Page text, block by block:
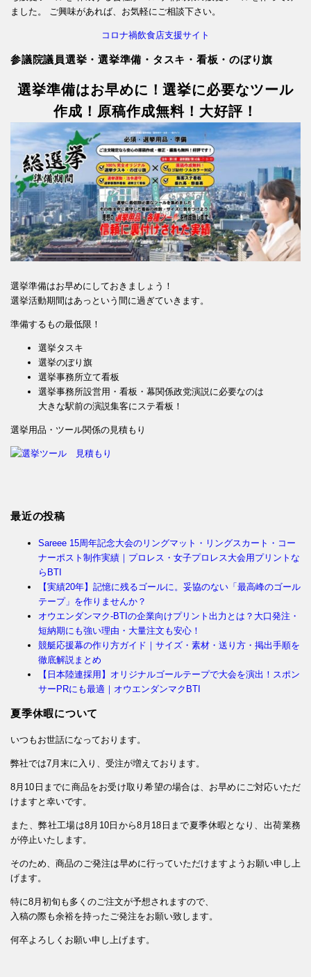
ました。 ご興味があれば、お気軽にご相談下さい。
コロナ禍飲食店支援サイト
参議院議員選挙・選挙準備・タスキ・看板・のぼり旗
選挙準備はお早めに！選挙に必要なツール
作成！原稿作成無料！大好評！
選挙準備はお早めにしておきましょう！
選挙活動期間はあっという間に過ぎていきます。
準備するもの最低限！
選挙タスキ
選挙のぼり旗
選挙事務所立て看板
選挙事務所設営用・看板・幕関係政党演説に必要なのは
大きな駅前の演説集客にステ看板！
選挙用品・ツール関係の見積もり
最近の投稿
Sareee 15周年記念大会のリングマット・リングスカート・コー
ナーポスト制作実績｜プロレス・女子プロレス大会用プリントな
らBTI
【実績20年】記憶に残るゴールに。妥協のない「最高峰のゴール
テープ」を作りませんか？
オウエンダンマク-BTIの企業向けプリント出力とは？大口発注・
短納期にも強い理由・大量注文も安心！
競艇応援幕の作り方ガイド｜サイズ・素材・送り方・掲出手順を
徹底解説まとめ
【日本陸連採用】オリジナルゴールテープで大会を演出！スポン
サーPRにも最適｜オウエンダンマクBTI
夏季休暇について
いつもお世話になっております。
弊社では7月末に入り、受注が増えております。
8月10日までに商品をお受け取り希望の場合は、お早めにご対応いただ
けますと幸いです。
また、弊社工場は8月10日から8月18日まで夏季休暇となり、出荷業務
が停止いたします。
そのため、商品のご発注は早めに行っていただけますようお願い申し上
げます。
特に8月初旬も多くのご注文が予想されますので、
入稿の際も余裕を持ったご発注をお願い致します。
何卒よろしくお願い申し上げます。